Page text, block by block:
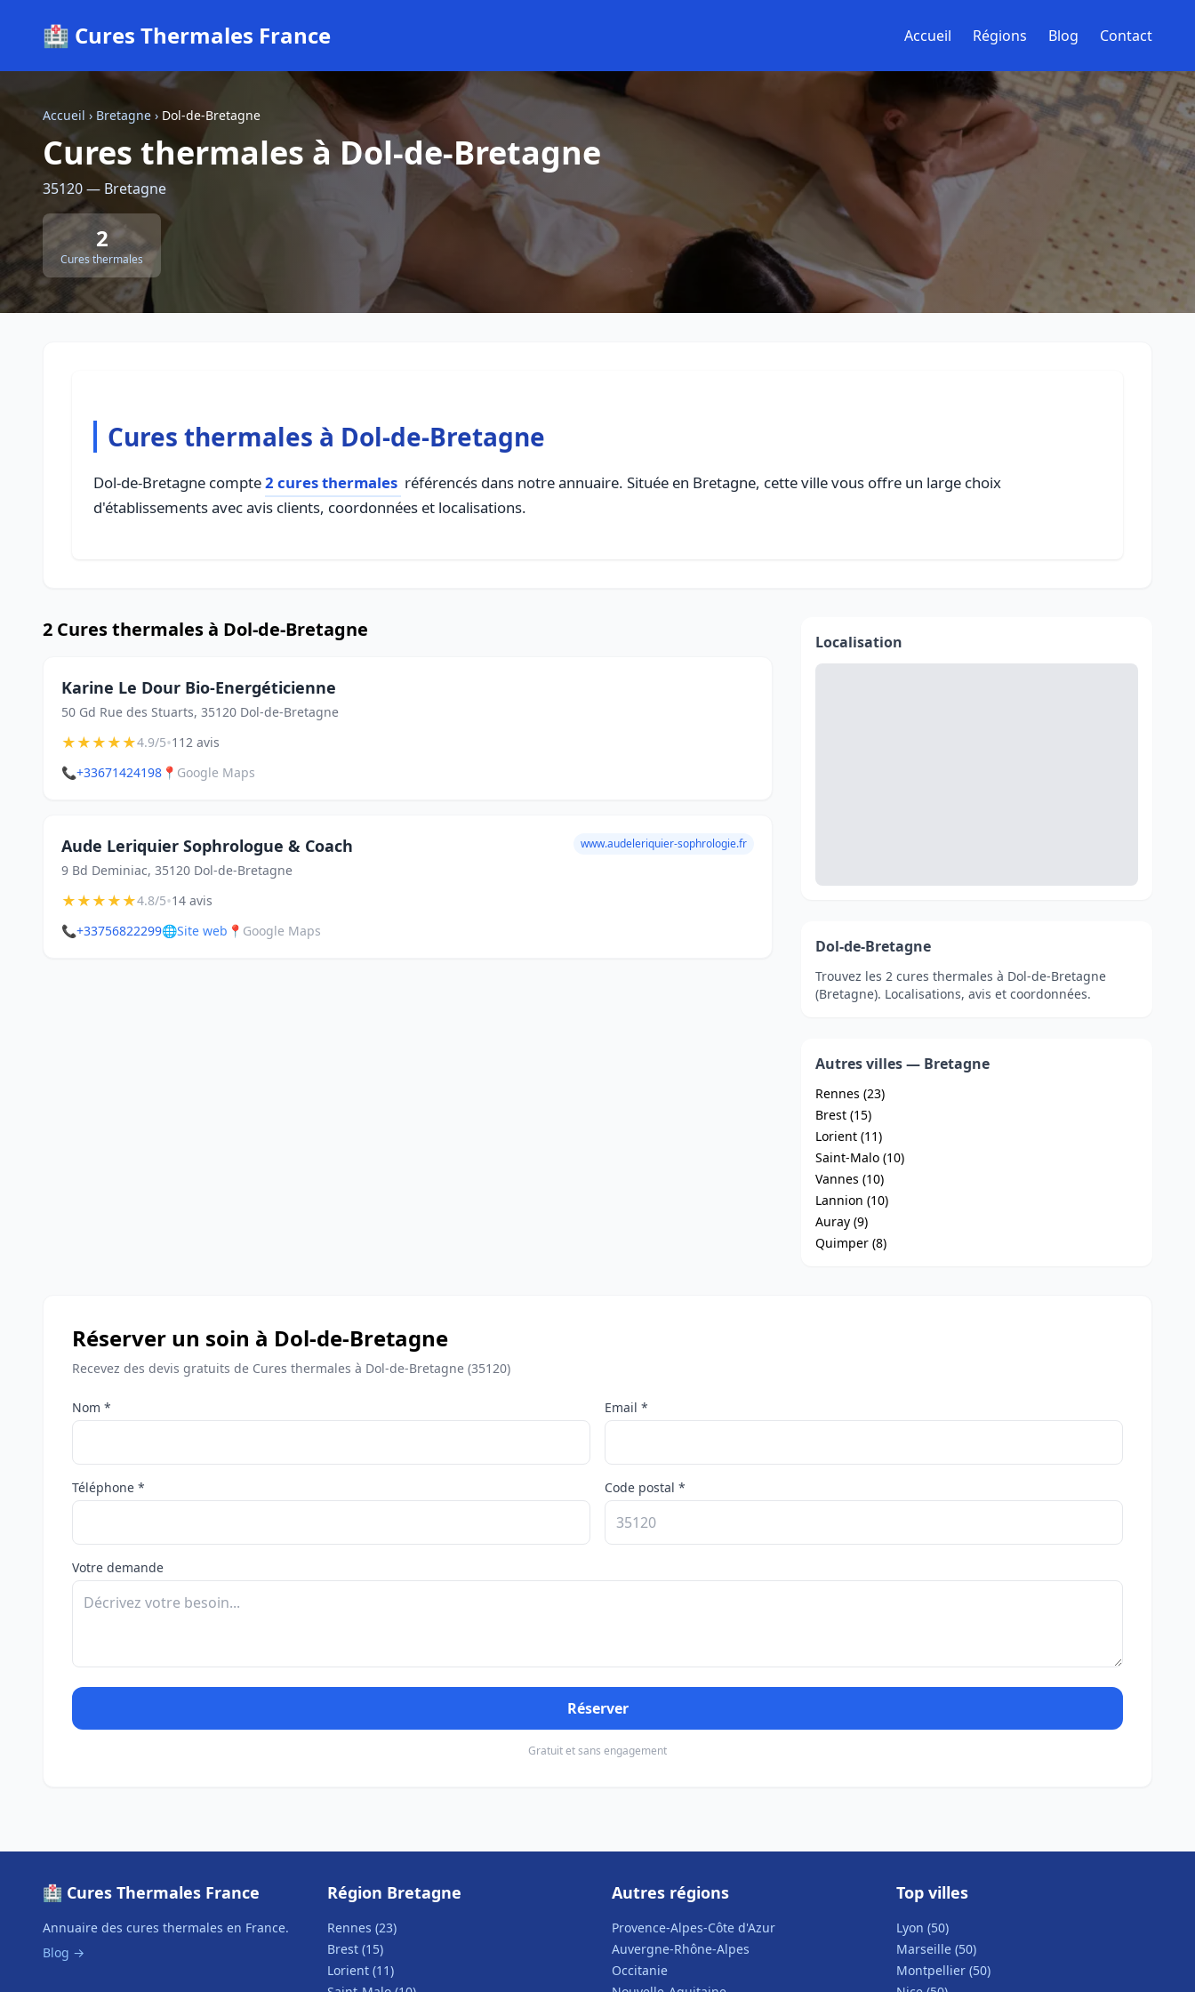
🏥 Cures Thermales France Accueil Régions Blog Contact
Accueil › Bretagne › Dol-de-Bretagne
Cures thermales à Dol-de-Bretagne
35120 — Bretagne
2
Cures thermales
Cures thermales à Dol-de-Bretagne
Dol-de-Bretagne compte2 cures thermales référencés dans notre annuaire. Située en Bretagne, cette ville vous offre un large choix
d'établissements avec avis clients, coordonnées et localisations.
2 Cures thermales à Dol-de-Bretagne
Karine Le Dour Bio-Energéticienne
50 Gd Rue des Stuarts, 35120 Dol-de-Bretagne
★★★★★4.9/5•112 avis
📞+33671424198 📍 Google Maps
Aude Leriquier Sophrologue & Coach
9 Bd Deminiac, 35120 Dol-de-Bretagne
www.audeleriquier-sophrologie.fr
★★★★★4.8/5•14 avis
📞+33756822299🌐Site web 📍 Google Maps
Localisation
Dol-de-Bretagne
Trouvez les 2 cures thermales à Dol-de-Bretagne
(Bretagne). Localisations, avis et coordonnées.
Autres villes — Bretagne
Rennes (23)
Brest (15)
Lorient (11)
Saint-Malo (10)
Vannes (10)
Lannion (10)
Auray (9)
Quimper (8)
Réserver un soin à Dol-de-Bretagne
Recevez des devis gratuits de Cures thermales à Dol-de-Bretagne (35120)
Nom * Email *
Téléphone * Code postal *
Votre demande
Réserver
Gratuit et sans engagement
🏥 Cures Thermales France
Annuaire des cures thermales en France.
Blog →
Région Bretagne
Rennes (23)
Brest (15)
Lorient (11)
Autres régions
Provence-Alpes-Côte d'Azur
Auvergne-Rhône-Alpes
Occitanie
Top villes
Lyon (50)
Marseille (50)
Montpellier (50)